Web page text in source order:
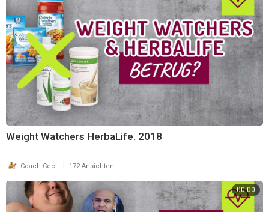
Weight Watchers HerbaLife. 2018
Coach Cecil 172 Ansichten
00:00